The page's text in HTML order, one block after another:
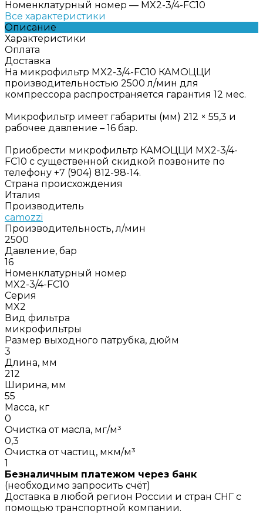
Номенклатурный номер — MX2-3/4-FC10
Все характеристики
Описание
Характеристики
Оплата
Доставка
На микрофильтр MX2-3/4-FC10 КАМОЦЦИ
производительностью 2500 л/мин для
компрессора распространяется гарантия 12 мес.
Микрофильтр имеет габариты (мм) 212 × 55,3 и
рабочее давление – 16 бар.
Приобрести микрофильтр КАМОЦЦИ MX2-3/4-
FC10 с существенной скидкой позвоните по
телефону +7 (904) 812-98-14.
Страна происхождения
Италия
Производитель
camozzi
Производительность, л/мин
2500
Давление, бар
16
Номенклатурный номер
MX2-3/4-FC10
Серия
MX2
Вид фильтра
микрофильтры
Размер выходного патрубка, дюйм
3
Длина, мм
212
Ширина, мм
55
Масса, кг
0
Очистка от масла, мг/м³
0,3
Очистка от частиц, мкм/м³
1
Безналичным платежом через банк
(необходимо запросить счёт)
Доставка в любой регион России и стран СНГ с
помощью транспортной компании.